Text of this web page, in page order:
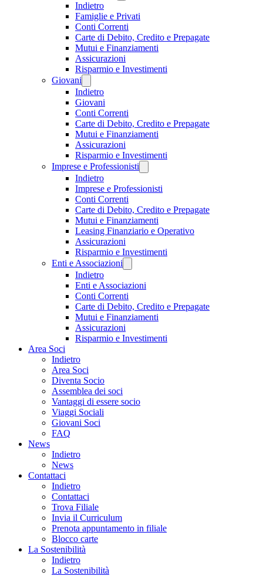
Indietro
Famiglie e Privati
Conti Correnti
Carte di Debito, Credito e Prepagate
Mutui e Finanziamenti
Assicurazioni
Risparmio e Investimenti
Giovani
Indietro
Giovani
Conti Correnti
Carte di Debito, Credito e Prepagate
Mutui e Finanziamenti
Assicurazioni
Risparmio e Investimenti
Imprese e Professionisti
Indietro
Imprese e Professionisti
Conti Correnti
Carte di Debito, Credito e Prepagate
Mutui e Finanziamenti
Leasing Finanziario e Operativo
Assicurazioni
Risparmio e Investimenti
Enti e Associazioni
Indietro
Enti e Associazioni
Conti Correnti
Carte di Debito, Credito e Prepagate
Mutui e Finanziamenti
Assicurazioni
Risparmio e Investimenti
Area Soci
Indietro
Area Soci
Diventa Socio
Assemblea dei soci
Vantaggi di essere socio
Viaggi Sociali
Giovani Soci
FAQ
News
Indietro
News
Contattaci
Indietro
Contattaci
Trova Filiale
Invia il Curriculum
Prenota appuntamento in filiale
Blocco carte
La Sostenibilità
Indietro
La Sostenibilità